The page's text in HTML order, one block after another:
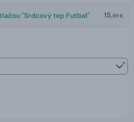
"Srdcový tep Futbal" 15,99 €
*